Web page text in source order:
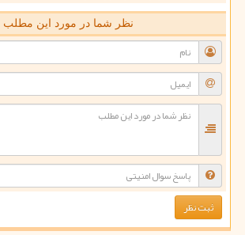
نظر شما در مورد این مطلب